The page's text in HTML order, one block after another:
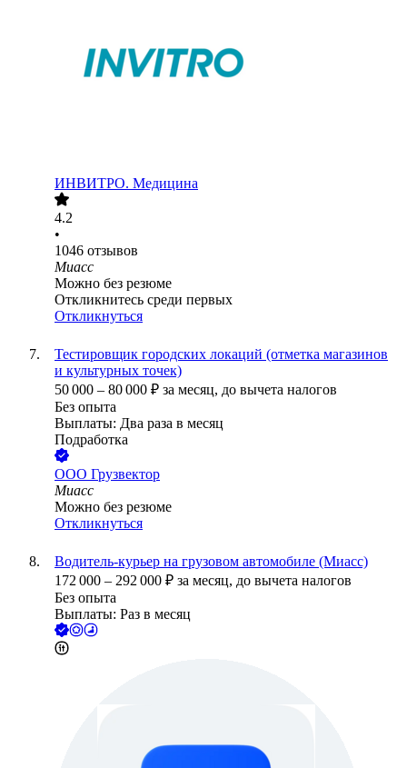
ИНВИТРО. Медицина
4.2
•
1046 отзывов
Миасс
Можно без резюме
Откликнитесь среди первых
Откликнуться
Тестировщик городских локаций (отметка магазинов
и культурных точек)
50 000 – 80 000 ₽ за месяц, до вычета налогов
Без опыта
Выплаты: Два раза в месяц
Подработка
ООО Грузвектор
Миасс
Можно без резюме
Откликнуться
Водитель-курьер на грузовом автомобиле (Миасс)
172 000 – 292 000 ₽ за месяц, до вычета налогов
Без опыта
Выплаты: Раз в месяц